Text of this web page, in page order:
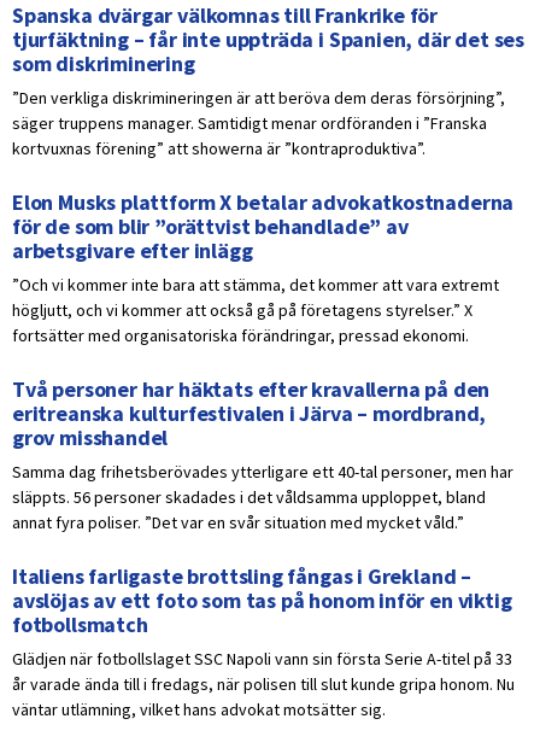
Spanska dvärgar välkomnas till Frankrike för
tjurfäktning – får inte uppträda i Spanien, där det ses
som diskriminering
”Den verkliga diskrimineringen är att beröva dem deras försörjning”,
säger truppens manager. Samtidigt menar ordföranden i ”Franska
kortvuxnas förening” att showerna är ”kontraproduktiva”.
Elon Musks plattform X betalar advokatkostnaderna
för de som blir ”orättvist behandlade” av
arbetsgivare efter inlägg
”Och vi kommer inte bara att stämma, det kommer att vara extremt
högljutt, och vi kommer att också gå på företagens styrelser.” X
fortsätter med organisatoriska förändringar, pressad ekonomi.
Två personer har häktats efter kravallerna på den
eritreanska kulturfestivalen i Järva – mordbrand,
grov misshandel
Samma dag frihetsberövades ytterligare ett 40-tal personer, men har
släppts. 56 personer skadades i det våldsamma upploppet, bland
annat fyra poliser. ”Det var en svår situation med mycket våld.”
Italiens farligaste brottsling fångas i Grekland –
avslöjas av ett foto som tas på honom inför en viktig
fotbollsmatch
Glädjen när fotbollslaget SSC Napoli vann sin första Serie A-titel på 33
år varade ända till i fredags, när polisen till slut kunde gripa honom. Nu
väntar utlämning, vilket hans advokat motsätter sig.